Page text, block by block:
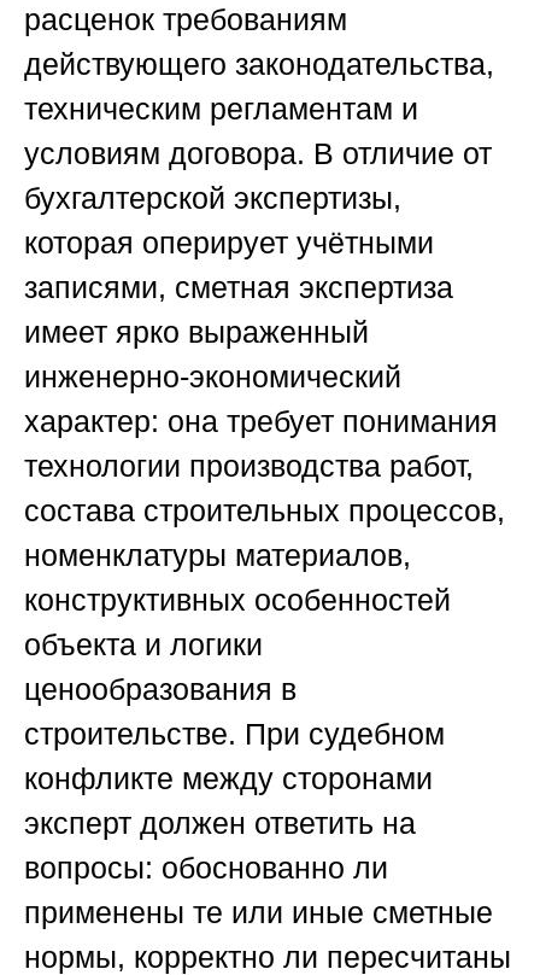
расценок требованиям
действующего законодательства,
техническим регламентам и
условиям договора. В отличие от
бухгалтерской экспертизы,
которая оперирует учётными
записями, сметная экспертиза
имеет ярко выраженный
инженерно-экономический
характер: она требует понимания
технологии производства работ,
состава строительных процессов,
номенклатуры материалов,
конструктивных особенностей
объекта и логики
ценообразования в
строительстве. При судебном
конфликте между сторонами
эксперт должен ответить на
вопросы: обоснованно ли
применены те или иные сметные
нормы, корректно ли пересчитаны